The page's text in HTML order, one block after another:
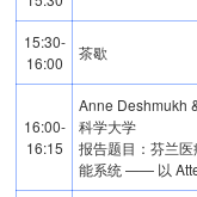
15:30-
16:00
茶歇
16:00-
16:15
Anne Deshmukh
科学大学
报告题目：芬兰
能系统 —— 以